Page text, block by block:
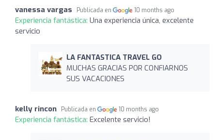
vanessa vargas Publicada en 10 months ago
Experiencia fantástica: Una experiencia única, excelente
servicio
LA FANTASTICA TRAVEL GO
MUCHAS GRACIAS POR CONFIARNOS
SUS VACACIONES
kelly rincon Publicada en 10 months ago
Experiencia fantástica: Excelente servicio!